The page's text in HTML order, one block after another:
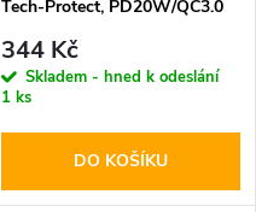
Tech-Protect, PD20W/QC3.0
344 Kč
Skladem - hned k odeslání
1 ks
DO KOŠÍKU